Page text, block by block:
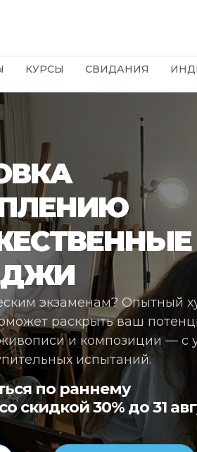
КУРСЫ СВИДАНИЯ
экзаменам? Опытный
раскрыть ваш
и композиции — с
испытаний.
по раннему
скидкой 30% до 31